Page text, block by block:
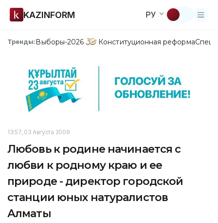
KAZINFORM РУ
Тренды:Выборы-2026 Конституционная реформа
13:57, 03 Августа 2009
Любовь к родине начинается с
любви к родному краю и ее
природе - директор городской
станции юных натуралистов
Алматы